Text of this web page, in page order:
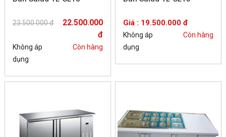
23.500.000 đ
22.500.000
đ
Không áp
dụng
Còn hàng
Giá : 19.500.000 đ
Không áp
dụng
Còn hàng